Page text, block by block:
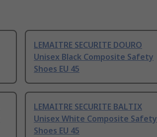
LEMAITRE SECURITE DOURO
Unisex Black Composite Safety
Shoes EU 45
LEMAITRE SECURITE BALTIX
Unisex White Composite Safety
Shoes EU 45